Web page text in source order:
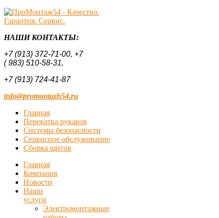
НАШИ КОНТАКТЫ:
+7 (913) 372-71-00, +7
( 983) 510-58-31,
+7 (913) 724-41-87
info@promontazh54.ru
Главная
Перекатка рукавов
Системы безопасности
Сервисное обслуживание
Сборка щитов
Главная
Компания
Новости
Наши
услуги
Электромонтажные